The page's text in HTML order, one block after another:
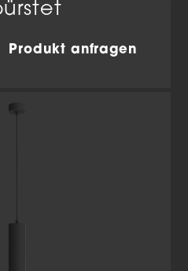
Produkt anfragen